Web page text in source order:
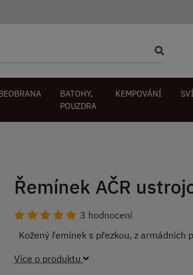
BATOHY,
POUZDRA
KEMPOVÁNÍ
Řemínek AČR
3 hodnocení
Kožený řemínek s přezkou, z armádních
Více o produktu